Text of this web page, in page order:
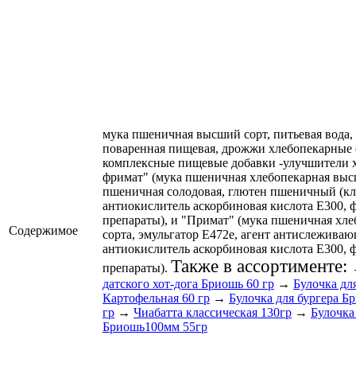
Содержимое
мука пшеничная высший сорт, питьевая вода,
поваренная пищевая, дрожжи хлебопекарные
комплексные пищевые добавки -улучшители
фримат" (мука пшеничная хлебопекарная
пшеничная солодовая, глютен пшеничный
антиокислитель аскорбиновая кислота Е300,
препараты), и "Примат" (мука пшеничная
сорта, эмульгатор Е472е, агент
антиокислитель аскорбиновая кислота Е300,
препараты). Также в ассортименте:
датского хот-дога Бриошь 60 гр → Булочка
Картофельная 60 гр → Булочка для бургера
гр → Чиабатта классическая 130гр →
Бриошь100мм 55гр